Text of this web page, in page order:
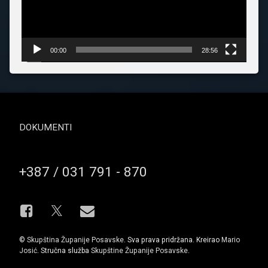
00:00 28:56
DOKUMENTI
Broj telefona
+387 / 031 791 - 870
FacebookE-mail
© Skupština Županije Posavske. Sva prava pridržana. Kreirao Mario
Josić. Stručna služba Skupštine Županije Posavske.